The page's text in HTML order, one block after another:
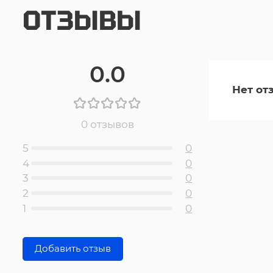
ОТЗЫВЫ
0.0
0 отзывов
5
0
4
0
3
0
2
0
1
0
Добавить отзыв
Нет